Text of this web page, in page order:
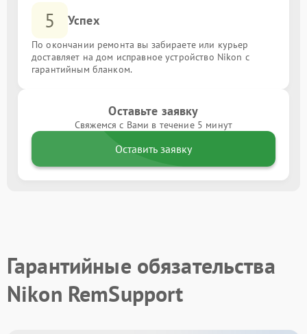
5 Успех
По окончании ремонта вы забираете или курьер
доставляет на дом исправное устройство Nikon с
гарантийным бланком.
Оставьте заявку
Свяжемся с Вами в течение 5 минут
Оставить заявку
Гарантийные обязательства
Nikon RemSupport